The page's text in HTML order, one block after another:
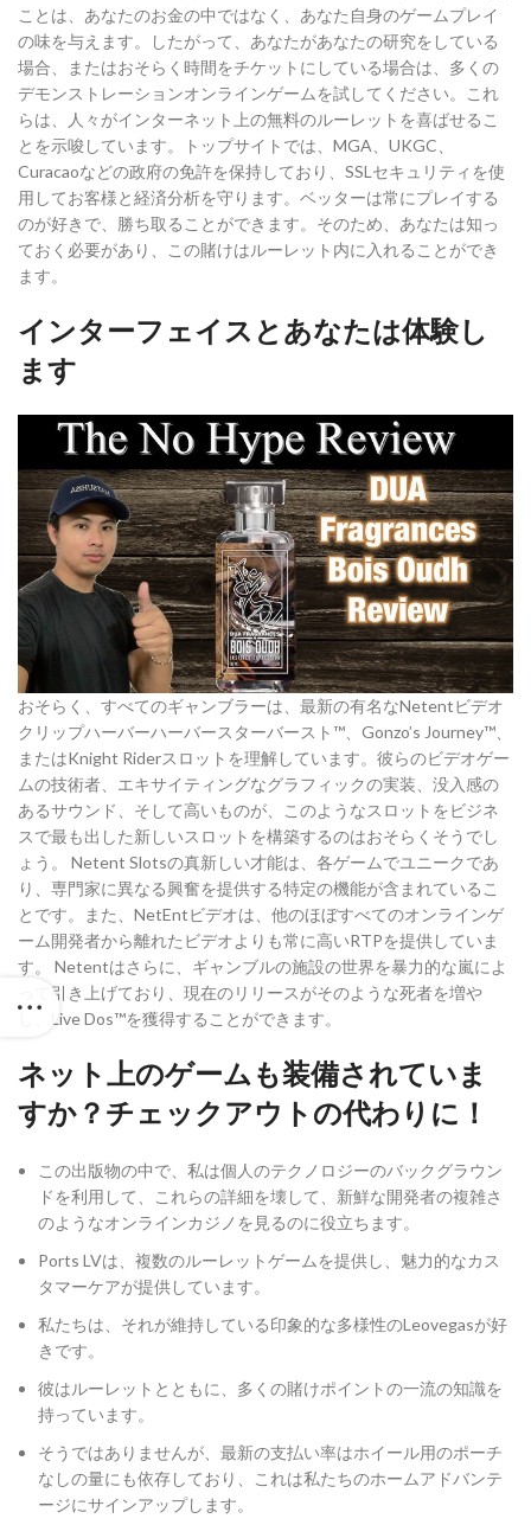
ことは、あなたのお金の中ではなく、あなた自身のゲームプレイ
の味を与えます。したがって、あなたがあなたの研究をしている
場合、またはおそらく時間をチケットにしている場合は、多くの
デモンストレーションオンラインゲームを試してください。これ
らは、人々がインターネット上の無料のルーレットを喜ばせるこ
とを示唆しています。トップサイトでは、MGA、UKGC、
Curacaoなどの政府の免許を保持しており、SSLセキュリティを使
用してお客様と経済分析を守ります。ベッターは常にプレイする
のが好きで、勝ち取ることができます。そのため、あなたは知っ
ておく必要があり、この賭けはルーレット内に入れることができ
ます。
インターフェイスとあなたは体験し
ます
おそらく、すべてのギャンブラーは、最新の有名なNetentビデオ
クリップハーバーハーバースターバースト™、Gonzo’s Journey™、
またはKnight Riderスロットを理解しています。彼らのビデオゲー
ムの技術者、エキサイティングなグラフィックの実装、没入感の
あるサウンド、そして高いものが、このようなスロットをビジネ
スで最も出した新しいスロットを構築するのはおそらくそうでし
ょう。 Netent Slotsの真新しい才能は、各ゲームでユニークであ
り、専門家に異なる興奮を提供する特定の機能が含まれているこ
とです。また、NetEntビデオは、他のほぼすべてのオンラインゲ
ーム開発者から離れたビデオよりも常に高いRTPを提供していま
す。 Netentはさらに、ギャンブルの施設の世界を暴力的な嵐によ
って引き上げており、現在のリリースがそのような死者を増や
し、Live Dos™を獲得することができます。
ネット上のゲームも装備されていま
すか？チェックアウトの代わりに！
この出版物の中で、私は個人のテクノロジーのバックグラウン
ドを利用して、これらの詳細を壊して、新鮮な開発者の複雑さ
のようなオンラインカジノを見るのに役立ちます。
Ports LVは、複数のルーレットゲームを提供し、魅力的なカス
タマーケアが提供しています。
私たちは、それが維持している印象的な多様性のLeovegasが好
きです。
彼はルーレットとともに、多くの賭けポイントの一流の知識を
持っています。
そうではありませんが、最新の支払い率はホイール用のポーチ
なしの量にも依存しており、これは私たちのホームアドバンテ
ージにサインアップします。